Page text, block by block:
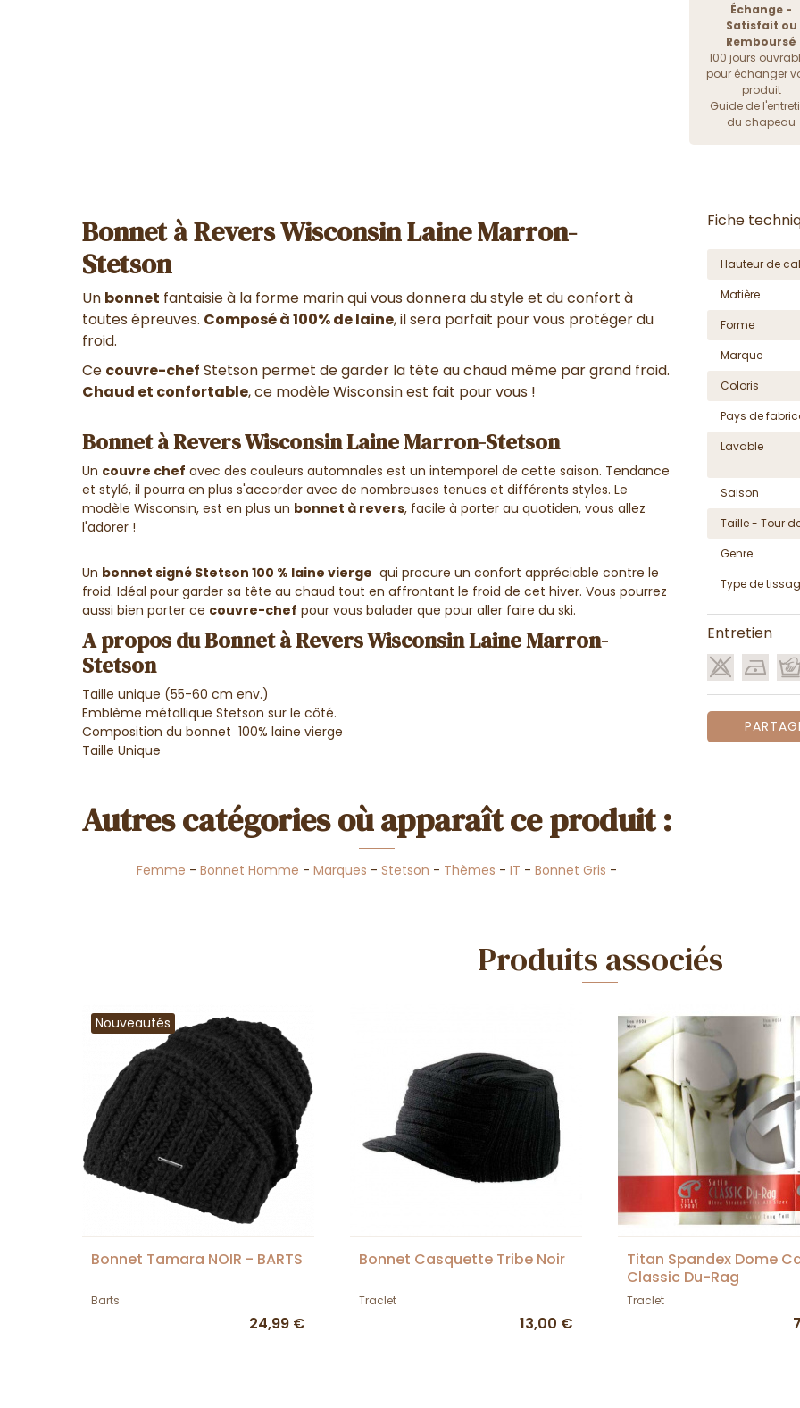
Échange -
Satisfait ou
Remboursé
100 jours
pour échanger
produit
Guide de
du chapeau
Bonnet à Revers Wisconsin Laine Marron-
Stetson
Un bonnet fantaisie à la forme marin qui vous donnera du style et du confort à
toutes épreuves. Composé à 100% de laine, il sera parfait pour vous protéger du
froid.
Ce couvre-chef Stetson permet de garder la tête au chaud même par grand froid.
Chaud et confortable, ce modèle Wisconsin est fait pour vous !
Bonnet à Revers Wisconsin Laine Marron-Stetson
Un couvre chef avec des couleurs automnales est un intemporel de cette saison. Tendance
et stylé, il pourra en plus s'accorder avec de nombreuses tenues et différents styles. Le
modèle Wisconsin, est en plus un bonnet à revers, facile à porter au quotiden, vous allez
l'adorer !
Un bonnet signé Stetson 100 % laine vierge qui procure un confort appréciable contre le
froid. Idéal pour garder sa tête au chaud tout en affrontant le froid de cet hiver. Vous pourrez
aussi bien porter ce couvre-chef pour vous balader que pour aller faire du ski.
A propos du Bonnet à Revers Wisconsin Laine Marron-
Stetson
Taille unique (55-60 cm env.)
Emblème métallique Stetson sur le côté.
Composition du bonnet 100% laine vierge
Taille Unique
Autres catégories où apparaît ce produit :
Femme - Bonnet Homme - Marques - Stetson - Thèmes - IT - Bonnet Gris -
Fiche
Hauteur de
Matière
Forme
Marque
Coloris
Pays de
Lavable
Saison
Taille - Tour
Genre
Type de
Entretien
Produits associés
Nouveautés
Bonnet Tamara NOIR - BARTS
Barts
24,99 €
Bonnet Casquette Tribe Noir
Traclet
13,00 €
Titan Spandex Dome
Classic Du-Rag
Traclet